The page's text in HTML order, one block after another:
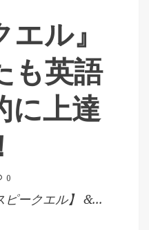
エル』
も英語
に上達
0
ークエル】 &...